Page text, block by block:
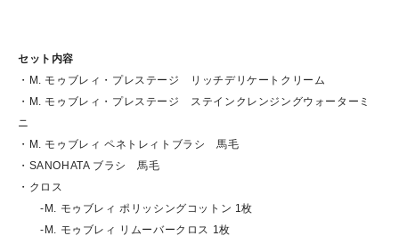
セット内容
・M. モゥブレィ・プレステージ リッチデリケートクリーム
・M. モゥブレィ・プレステージ ステインクレンジングウォーターミ
ニ
・M. モゥブレィ ペネトレィトブラシ 馬毛
・SANOHATA ブラシ 馬毛
・クロス
‐M. モゥブレィ ポリッシングコットン 1枚
‐M. モゥブレィ リムーバークロス 1枚